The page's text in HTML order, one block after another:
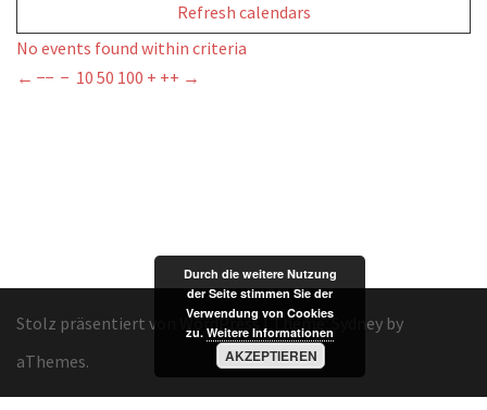
Refresh calendars
No events found within criteria
← −− − 10 50 100 + ++ →
Stolz präsentiert von WordPress |Theme:Sydney by
aThemes.
Durch die weitere Nutzung
der Seite stimmen Sie der
Verwendung von Cookies
zu. Weitere Informationen
AKZEPTIEREN